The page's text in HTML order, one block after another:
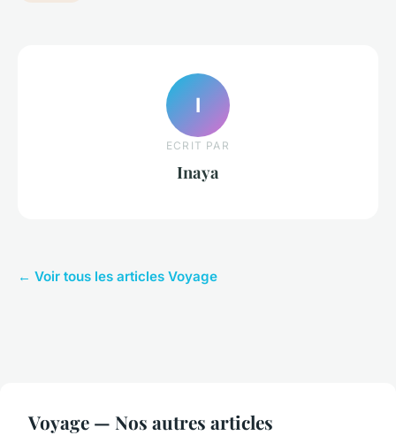
I
ECRIT PAR
Inaya
← Voir tous les articles Voyage
Voyage — Nos autres articles